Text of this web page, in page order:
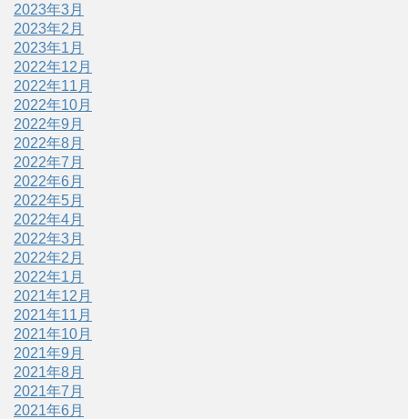
2023年3月
2023年2月
2023年1月
2022年12月
2022年11月
2022年10月
2022年9月
2022年8月
2022年7月
2022年6月
2022年5月
2022年4月
2022年3月
2022年2月
2022年1月
2021年12月
2021年11月
2021年10月
2021年9月
2021年8月
2021年7月
2021年6月